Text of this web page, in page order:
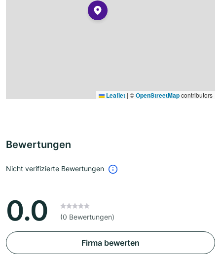
Leaflet | ©OpenStreetMapcontributors
Bewertungen
Nicht verifizierte Bewertungen
0.0 (0 Bewertungen)
Firma bewerten